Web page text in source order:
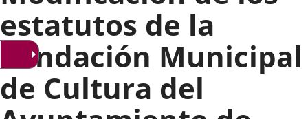
estatutos de la
Fundación Municipal
de Cultura del